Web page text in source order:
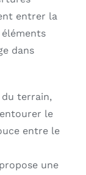
entrer la
dans
terrain,
le
entre le
une